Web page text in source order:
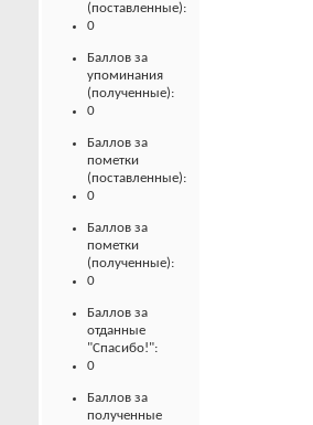
(поставленные):
0
Баллов за
упоминания
(полученные):
0
Баллов за
пометки
(поставленные):
0
Баллов за
пометки
(полученные):
0
Баллов за
отданные
"Спасибо!":
0
Баллов за
полученные